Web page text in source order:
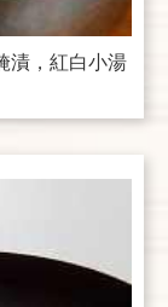
漬，紅白小湯